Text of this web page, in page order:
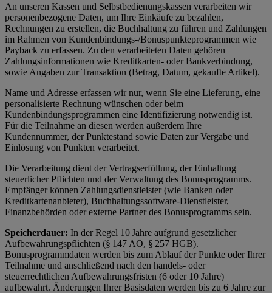
An unseren Kassen und Selbstbedienungskassen verarbeiten wir
personenbezogene Daten, um Ihre Einkäufe zu bezahlen,
Rechnungen zu erstellen, die Buchhaltung zu führen und Zahlungen
im Rahmen von Kundenbindungs-/Bonuspunkteprogrammen wie
Payback zu erfassen. Zu den verarbeiteten Daten gehören
Zahlungsinformationen wie Kreditkarten- oder Bankverbindung,
sowie Angaben zur Transaktion (Betrag, Datum, gekaufte Artikel).
Name und Adresse erfassen wir nur, wenn Sie eine Lieferung, eine
personalisierte Rechnung wünschen oder beim
Kundenbindungsprogrammen eine Identifizierung notwendig ist.
Für die Teilnahme an diesen werden außerdem Ihre
Kundennummer, der Punktestand sowie Daten zur Vergabe und
Einlösung von Punkten verarbeitet.
Die Verarbeitung dient der Vertragserfüllung, der Einhaltung
steuerlicher Pflichten und der Verwaltung des Bonusprogramms.
Empfänger können Zahlungsdienstleister (wie Banken oder
Kreditkartenanbieter), Buchhaltungssoftware-Dienstleister,
Finanzbehörden oder externe Partner des Bonusprogramms sein.
Speicherdauer: In der Regel 10 Jahre aufgrund gesetzlicher
Aufbewahrungspflichten (§ 147 AO, § 257 HGB).
Bonusprogrammdaten werden bis zum Ablauf der Punkte oder Ihrer
Teilnahme und anschließend nach den handels- oder
steuerrechtlichen Aufbewahrungsfristen (6 oder 10 Jahre)
aufbewahrt. Änderungen Ihrer Basisdaten werden bis zu 6 Jahre zur